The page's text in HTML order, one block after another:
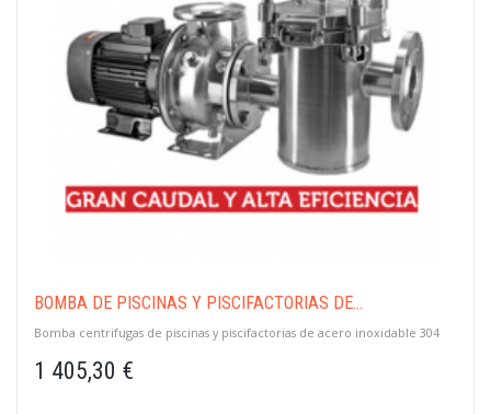
BOMBA DE PISCINAS Y PISCIFACTORIAS DE...
Bomba centrifugas de piscinas y piscifactorias de acero inoxidable 304
1 405,30 €